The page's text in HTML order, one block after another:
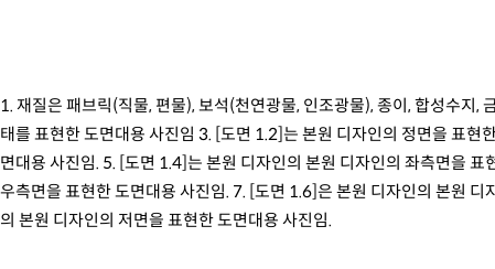
1. 재질은 패브릭(직물, 편물), 보석(천연광물, 인조광물), 종이, 합성수지,
태를 표현한 도면대용 사진임 3. [도면 1.2]는 본원 디자인의 정면을 표
면대용 사진임. 5. [도면 1.4]는 본원 디자인의 본원 디자인의 좌측면을
우측면을 표현한 도면대용 사진임. 7. [도면 1.6]은 본원 디자인의 본원
의 본원 디자인의 저면을 표현한 도면대용 사진임.